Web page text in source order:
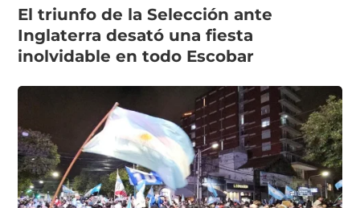
El triunfo de la Selección ante
Inglaterra desató una fiesta
inolvidable en todo Escobar